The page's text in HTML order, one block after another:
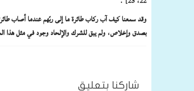
وقد سمعنا كيف آب ركاب طائرة ما إلى ربّهم عندما أصاب
بصدق وإخلاص، ولم يبق للشرك والإلحاد وجود في مثل هذا
شاركنا بتعليق